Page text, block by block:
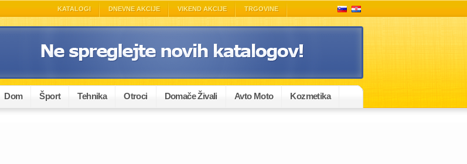
KATALOGI DNEVNE AKCIJE VIKEND AKCIJE TRGOVINE
Dom Šport Tehnika Otroci Domače Živali Avto Moto Kozmetika